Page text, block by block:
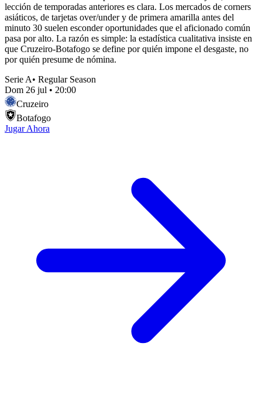
lección de temporadas anteriores es clara. Los mercados de corners
asiáticos, de tarjetas over/under y de primera amarilla antes del
minuto 30 suelen esconder oportunidades que el aficionado común
pasa por alto. La razón es simple: la estadística cualitativa insiste en
que Cruzeiro-Botafogo se define por quién impone el desgaste, no
por quién presume de nómina.
Serie A• Regular Season
Dom 26 jul • 20:00
Cruzeiro
Botafogo
Jugar Ahora